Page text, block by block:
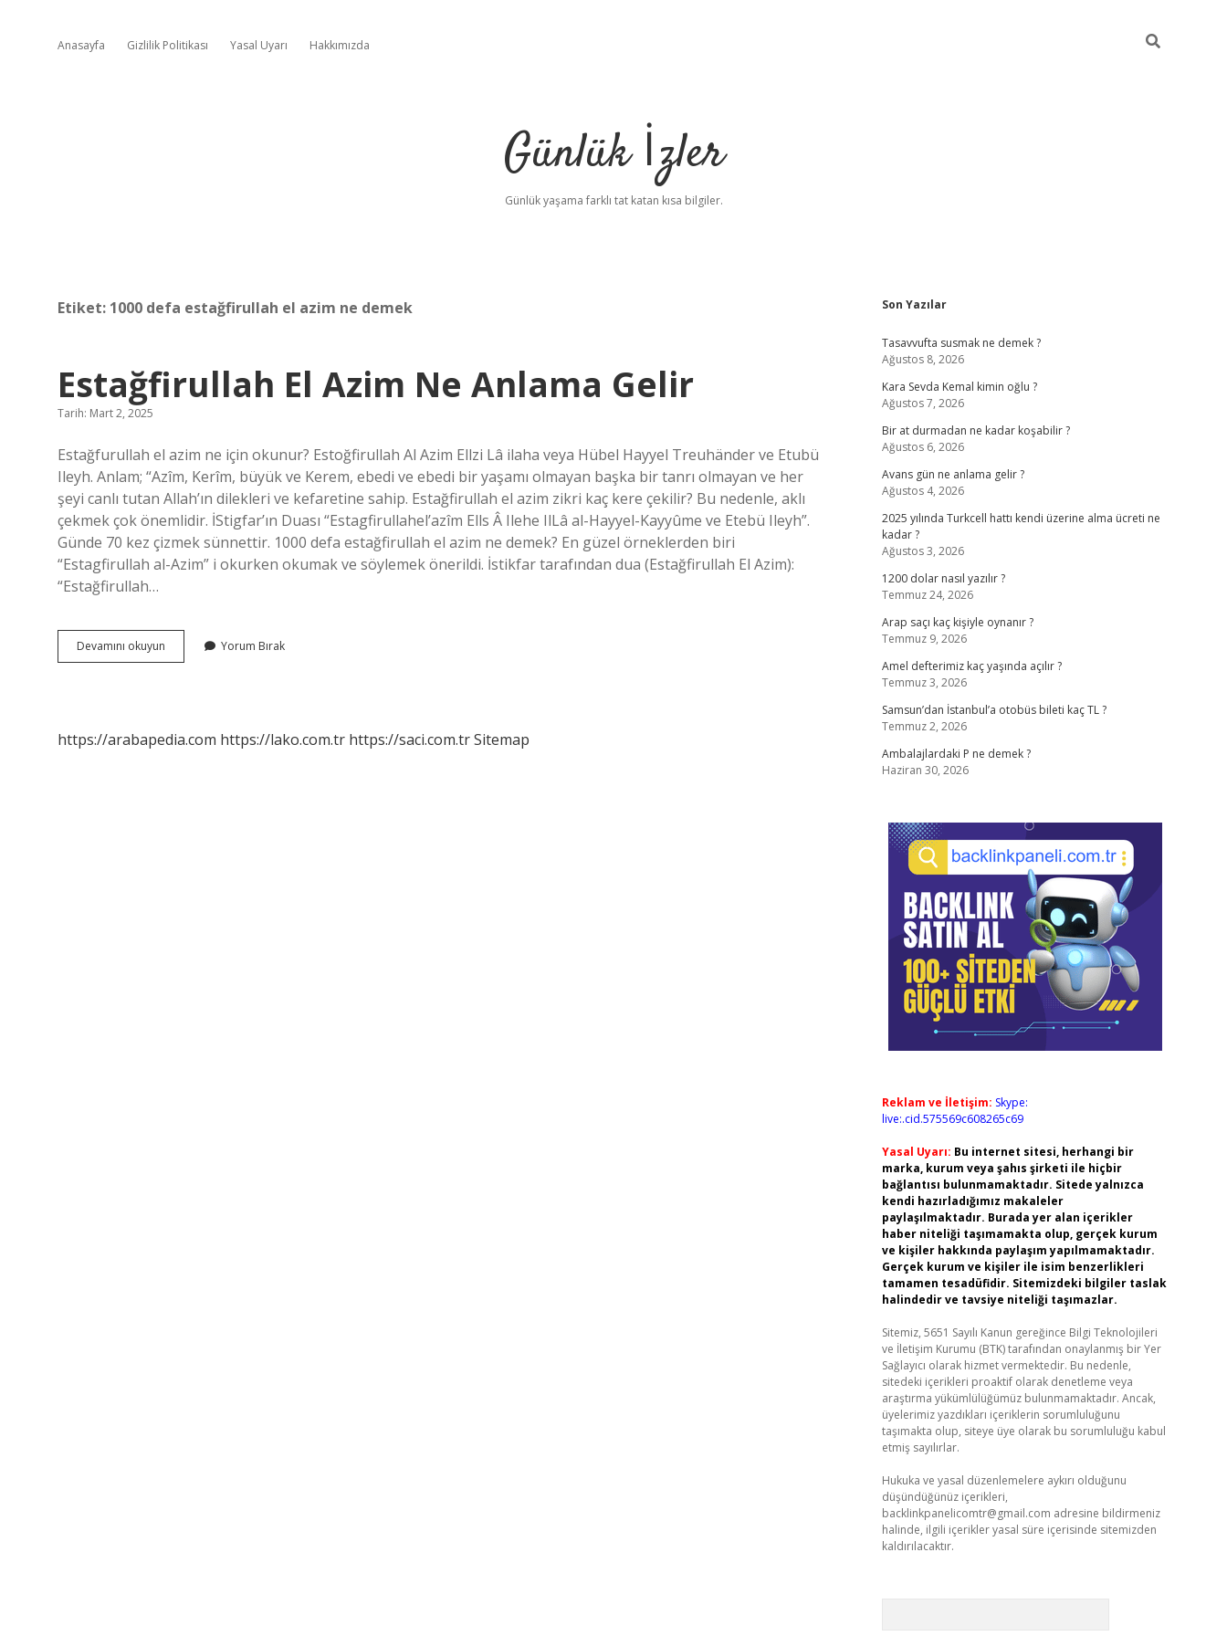
Anasayfa Gizlilik Politikası Yasal Uyarı Hakkımızda
Günlük İzler
Günlük yaşama farklı tat katan kısa bilgiler.
Etiket: 1000 defa estağfirullah el azim ne demek
Estağfirullah El Azim Ne Anlama Gelir
Tarih: Mart 2, 2025
Estağfurullah el azim ne için okunur? Estoğfirullah Al Azim Ellzi Lâ ilaha veya Hübel Hayyel Treuhänder ve Etubü
Ileyh. Anlam; “Azîm, Kerîm, büyük ve Kerem, ebedi ve ebedi bir yaşamı olmayan başka bir tanrı olmayan ve her
şeyi canlı tutan Allah’ın dilekleri ve kefaretine sahip. Estağfirullah el azim zikri kaç kere çekilir? Bu nedenle, aklı
çekmek çok önemlidir. İStigfar’ın Duası “Estagfirullahel’azîm Ells Â Ilehe IlLâ al-Hayyel-Kayyûme ve Etebü Ileyh”.
Günde 70 kez çizmek sünnettir. 1000 defa estağfirullah el azim ne demek? En güzel örneklerden biri
“Estagfirullah al-Azim” i okurken okumak ve söylemek önerildi. İstikfar tarafından dua (Estağfirullah El Azim):
“Estağfirullah…
Devamını okuyun Estağfirullah
El
Yorum Bırak
https://arabapedia.com https://lako.com.tr https://saci.com.trSitemap
Sidebar
Son Yazılar
Tasavvufta susmak ne demek ?
Ağustos 8, 2026
Kara Sevda Kemal kimin oğlu ?
Ağustos 7, 2026
Bir at durmadan ne kadar koşabilir ?
Ağustos 6, 2026
Avans gün ne anlama gelir ?
Ağustos 4, 2026
2025 yılında Turkcell hattı kendi üzerine alma ücreti ne
kadar ?
Ağustos 3, 2026
1200 dolar nasıl yazılır ?
Temmuz 24, 2026
Arap saçı kaç kişiyle oynanır ?
Temmuz 9, 2026
Amel defterimiz kaç yaşında açılır ?
Temmuz 3, 2026
Samsun’dan İstanbul’a otobüs bileti kaç TL ?
Temmuz 2, 2026
Ambalajlardaki P ne demek ?
Haziran 30, 2026
Reklam ve İletişim: Skype:
live:.cid.575569c608265c69
Yasal Uyarı: Bu internet sitesi, herhangi bir
marka, kurum veya şahıs şirketi ile hiçbir
bağlantısı bulunmamaktadır. Sitede yalnızca
kendi hazırladığımız makaleler
paylaşılmaktadır. Burada yer alan içerikler
haber niteliği taşımamakta olup, gerçek kurum
ve kişiler hakkında paylaşım yapılmamaktadır.
Gerçek kurum ve kişiler ile isim benzerlikleri
tamamen tesadüfidir. Sitemizdeki bilgiler taslak
halindedir ve tavsiye niteliği taşımazlar.
Sitemiz, 5651 Sayılı Kanun gereğince Bilgi Teknolojileri
ve İletişim Kurumu (BTK) tarafından onaylanmış bir Yer
Sağlayıcı olarak hizmet vermektedir. Bu nedenle,
sitedeki içerikleri proaktif olarak denetleme veya
araştırma yükümlülüğümüz bulunmamaktadır. Ancak,
üyelerimiz yazdıkları içeriklerin sorumluluğunu
taşımakta olup, siteye üye olarak bu sorumluluğu kabul
etmiş sayılırlar.
Hukuka ve yasal düzenlemelere aykırı olduğunu
düşündüğünüz içerikleri,
backlinkpanelicomtr@gmail.com adresine bildirmeniz
halinde, ilgili içerikler yasal süre içerisinde sitemizden
kaldırılacaktır.